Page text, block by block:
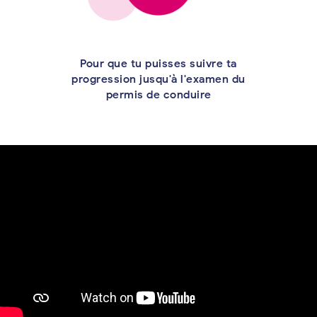
Pour que tu puisses suivre ta
progression jusqu'à l'examen du
permis de conduire